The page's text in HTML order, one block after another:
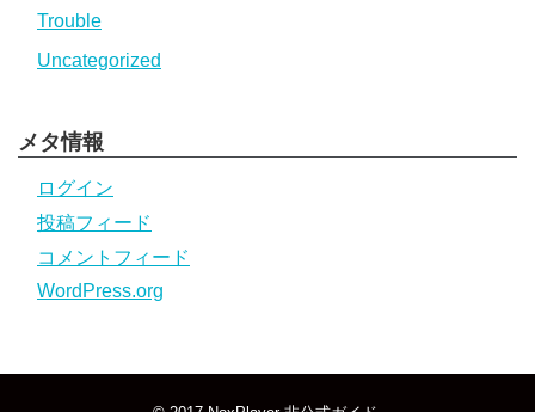
Trouble
Uncategorized
メタ情報
ログイン
投稿フィード
コメントフィード
WordPress.org